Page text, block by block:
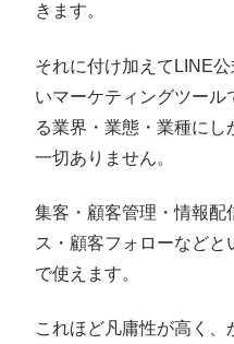
きます。
それに付け加えてLINE
いマーケティングツール
る業界・業態・業種に
一切ありません。
集客・顧客管理・情報配
ス・顧客フォローなど
で使えます。
これほど凡庸性が高く、